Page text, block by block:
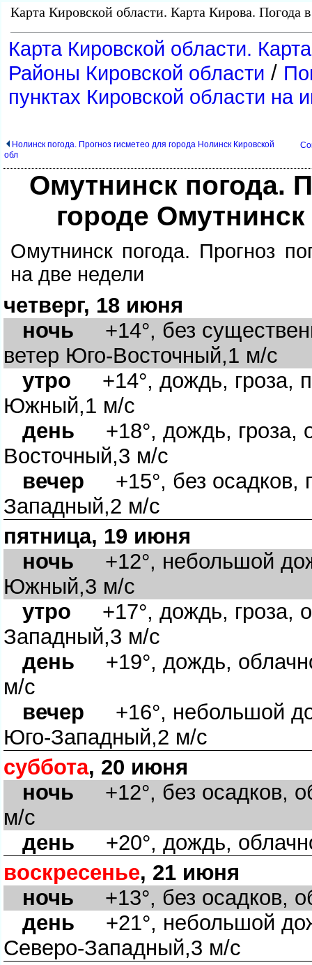
Карта Кировской области. Карта Кирова. Погода
Карта Кировской области.
Районы Кировской области /
пунктах Кировской области на
Нолинск погода. Прогноз гисметео для города Нолинск Кировской
обл
Омутнинск погода.
ороде Омутнинск
Омутнинск погода. Прогноз
на две недели
четверг, 18 июня
ночь +14°, без
етер Юго-Восточный,1 м/с
утро +14°, дождь, гроза,
Южный,1 м/с
день +18°, дождь, гроза,
осточный,3 м/с
ечер +15°, без осадков,
Западный,2 м/с
пятница, 19 июня
ночь +12°, небольшой
Южный,3 м/с
утро +17°, дождь, гроза,
Западный,3 м/с
день +19°, дождь,
м/с
ечер +16°, небольшой
Юго-Западный,2 м/с
суббота, 20 июня
ночь +12°, без осадков,
м/с
день +20°, дождь,
оскресенье, 21 июня
ночь +13°, без осадков,
день +21°, небольшой
Северо-Западный,3 м/с